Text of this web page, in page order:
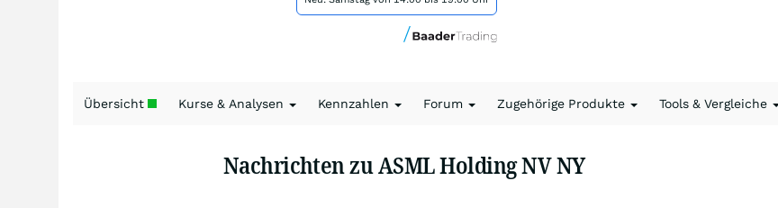
Übersicht Kurse & Analysen Kennzahlen Forum Zugehörige Produkte Tools & Vergleiche
Nachrichten zu ASML Holding NV NY